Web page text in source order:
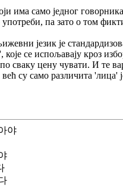
има само једног
употреби, па зато о том
језик је
које се испољавају кроз
сваку цену чувати. И те
већ су само различита 'лица'
야